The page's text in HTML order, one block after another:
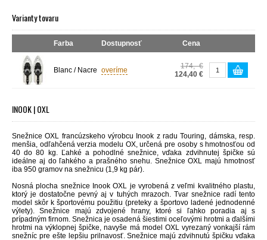
Varianty tovaru
Farba Dostupnosť Cena
Blanc / Nacre overíme
174,- €
124,40 €
INOOK | OXL
Snežnice OXL francúzskeho výrobcu Inook z radu Touring, dámska, resp.
menšia, odľahčená verzia modelu OX, určená pre osoby s hmotnosťou od
40 do 80 kg. Ľahké a pohodlné snežnice, vďaka zdvihnutej špičke sú
ideálne aj do ľahkého a prašného snehu. Snežnice OXL majú hmotnosť
iba 950 gramov na snežnicu (1,9 kg pár).
Nosná plocha snežnice Inook OXL je vyrobená z veľmi kvalitného plastu,
ktorý je dostatočne pevný aj v tuhých mrazoch. Tvar snežnice radí tento
model skôr k športovému použitiu (preteky a športovo ladené jednodenné
výlety). Snežnice majú zdvojené hrany, ktoré si ľahko
poradia aj s
prípadným firnom. Snežnica je osadená šiestimi oceľovými hrotmi a ďalšími
hrotmina výklopnej špičke, navyše má model OXL vyrezaný vonkajší rám
snežníc pre ešte lepšiu prilnavosť. Snežnice majú zdvihnutú špičku vďaka